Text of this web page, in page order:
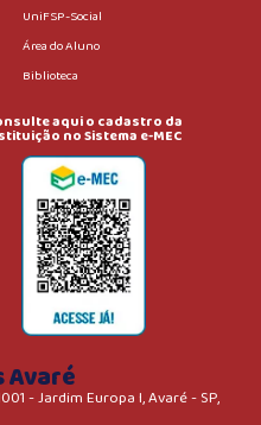
UniFSP-Social
Área do Aluno
Biblioteca
aqui o cadastro da
no Sistema e-MEC
Avaré
- Jardim Europa I, Avaré - SP,